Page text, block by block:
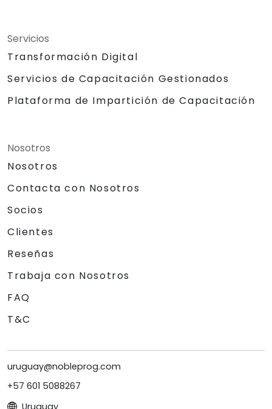
Servicios
Transformación Digital
Servicios de Capacitación Gestionados
Plataforma de Impartición de Capacitación
Nosotros
Nosotros
Contacta con Nosotros
Socios
Clientes
Reseñas
Trabaja con Nosotros
FAQ
T&C
uruguay@nobleprog.com
+57 601 5088267
Uruguay